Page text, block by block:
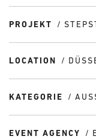
PROJEKT
LOCATION
KATEGORIE
EVENT AGENCY